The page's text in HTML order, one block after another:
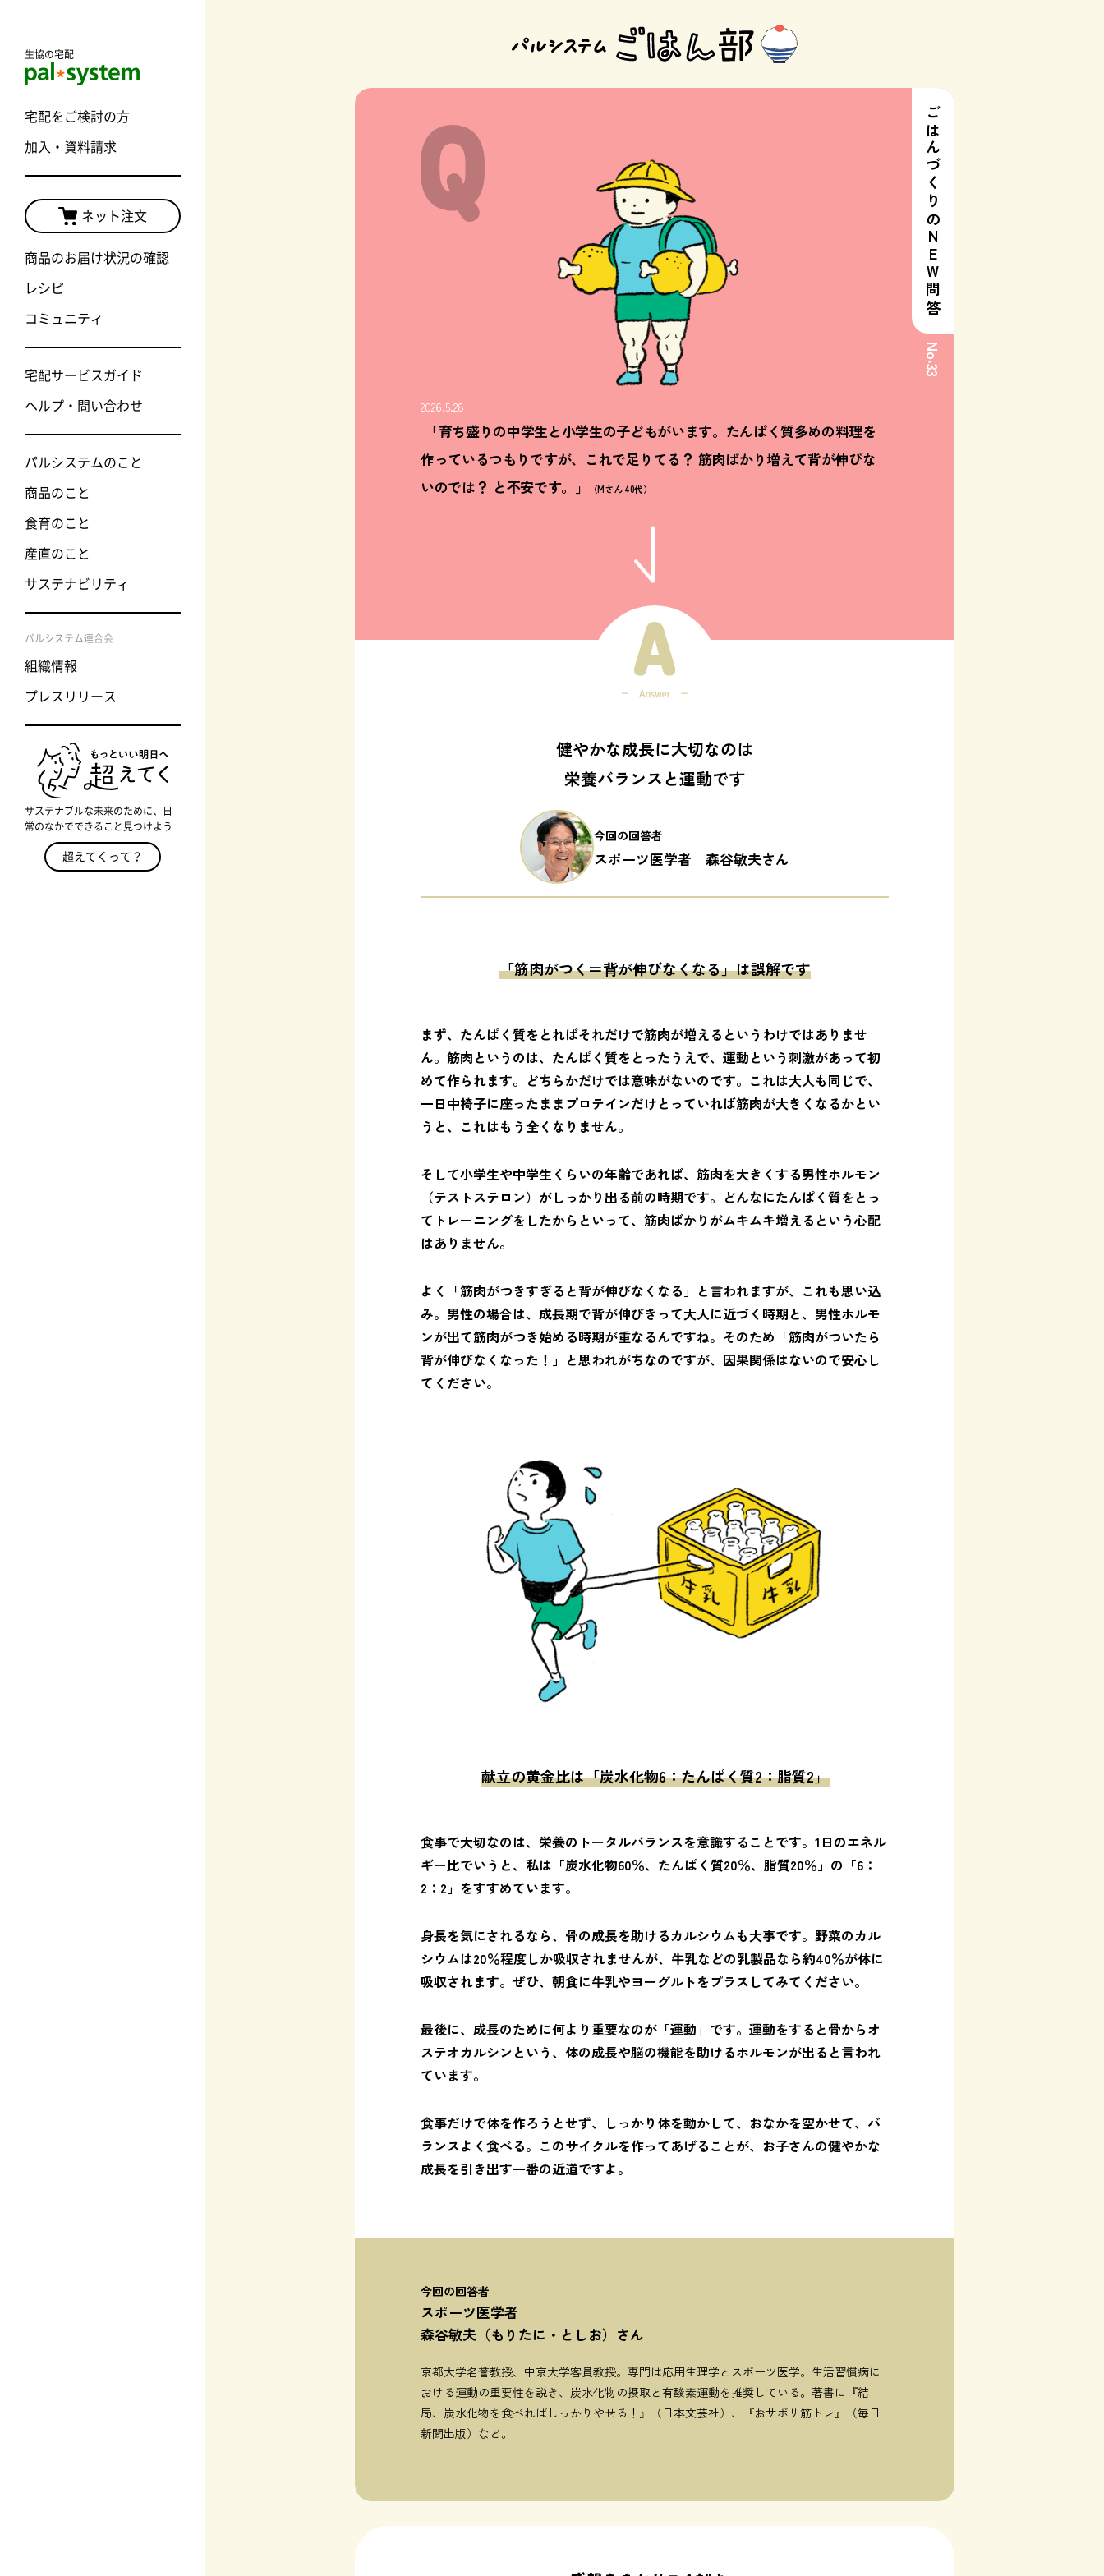
生協の宅配
宅配をご検討の方
加入・資料請求
ネット注文
商品のお届け状況の確認
レシピ
コミュニティ
宅配サービスガイド
ヘルプ・問い合わせ
パルシステムのこと
商品のこと
食育のこと
産直のこと
サステナビリティ
パルシステム連合会
組織情報
プレスリリース
サステナブルな未来のために、日
常のなかでできること見つけよう
超えてくって？
ごはんづくりのNEW問答
No
.
33
2026.5.28
「育ち盛りの中学生と小学生の子どもがいます。たんぱく質多めの料理を
作っているつもりですが、これで足りてる？ 筋肉ばかり増えて背が伸びな
いのでは？ と不安です。」
（Mさん 40代）
健やかな成長に大切なのは
栄養バランスと運動です
今回の回答者
スポーツ医学者 森谷敏夫さん
「筋肉がつく＝背が伸びなくなる」は誤解です
まず、たんぱく質をとればそれだけで筋肉が増えるというわけではありませ
ん。筋肉というのは、たんぱく質をとったうえで、運動という刺激があって初
めて作られます。どちらかだけでは意味がないのです。これは大人も同じで、
一日中椅子に座ったままプロテインだけとっていれば筋肉が大きくなるかとい
うと、これはもう全くなりません。
そして小学生や中学生くらいの年齢であれば、筋肉を大きくする男性ホルモン
（テストステロン）がしっかり出る前の時期です。どんなにたんぱく質をとっ
てトレーニングをしたからといって、筋肉ばかりがムキムキ増えるという心配
はありません。
よく「筋肉がつきすぎると背が伸びなくなる」と言われますが、これも思い込
み。男性の場合は、成長期で背が伸びきって大人に近づく時期と、男性ホルモ
ンが出て筋肉がつき始める時期が重なるんですね。そのため「筋肉がついたら
背が伸びなくなった！」と思われがちなのですが、因果関係はないので安心し
てください。
献立の黄金比は「炭水化物6：たんぱく質2：脂質2」
食事で大切なのは、栄養のトータルバランスを意識することです。1日のエネル
ギー比でいうと、私は「炭水化物60％、たんぱく質20％、脂質20％」の「6：
2：2」をすすめています。
身長を気にされるなら、骨の成長を助けるカルシウムも大事です。野菜のカル
シウムは20％程度しか吸収されませんが、牛乳などの乳製品なら約40％が体に
吸収されます。ぜひ、朝食に牛乳やヨーグルトをプラスしてみてください。
最後に、成長のために何より重要なのが「運動」です。運動をすると骨からオ
ステオカルシンという、体の成長や脳の機能を助けるホルモンが出ると言われ
ています。
食事だけで体を作ろうとせず、しっかり体を動かして、おなかを空かせて、バ
ランスよく食べる。このサイクルを作ってあげることが、お子さんの健やかな
成長を引き出す一番の近道ですよ。
今回の回答者
スポーツ医学者
森谷敏夫（もりたに・としお）さん
京都大学名誉教授、中京大学客員教授。専門は応用生理学とスポーツ医学。生活習慣病に
おける運動の重要性を説き、炭水化物の摂取と有酸素運動を推奨している。著書に『結
局、炭水化物を食べればしっかりやせる！』（日本文芸社）、『おサボリ筋トレ』（毎日
新聞出版）など。